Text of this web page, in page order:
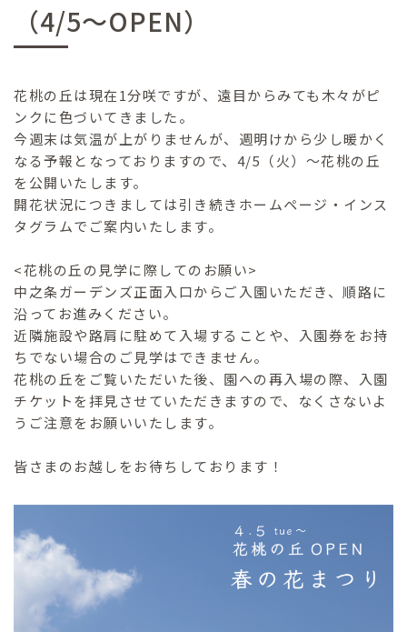
（4/5～OPEN）
花桃の丘は現在1分咲ですが、遠目からみても木々がピ
ンクに色づいてきました。
今週末は気温が上がりませんが、週明けから少し暖かく
なる予報となっておりますので、4/5（火）～花桃の丘
を公開いたします。
開花状況につきましては引き続きホームページ・インス
タグラムでご案内いたします。
<花桃の丘の見学に際してのお願い>
中之条ガーデンズ正面入口からご入園いただき、順路に
沿ってお進みください。
近隣施設や路肩に駐めて入場することや、入園券をお持
ちでない場合のご見学はできません。
花桃の丘をご覧いただいた後、園への再入場の際、入園
チケットを拝見させていただきますので、なくさないよ
うご注意をお願いいたします。
皆さまのお越しをお待ちしております！